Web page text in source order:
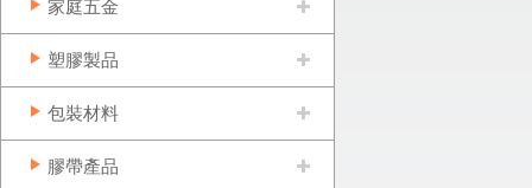
家庭五金
塑膠製品
包裝材料
膠帶產品